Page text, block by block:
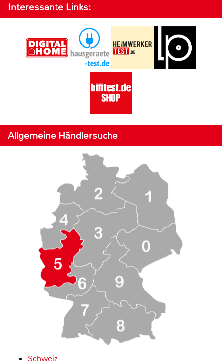
Interessante Links:
Allgemeine Händlersuche
Schweiz